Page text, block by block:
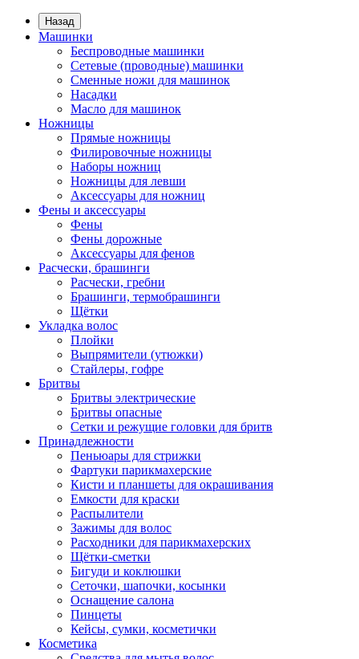
Назад
Машинки
Беспроводные машинки
Сетевые (проводные) машинки
Сменные ножи для машинок
Насадки
Масло для машинок
Ножницы
Прямые ножницы
Филировочные ножницы
Наборы ножниц
Ножницы для левши
Аксессуары для ножниц
Фены и аксессуары
Фены
Фены дорожные
Аксессуары для фенов
Расчески, брашинги
Расчески, гребни
Брашинги, термобрашинги
Щётки
Укладка волос
Плойки
Выпрямители (утюжки)
Стайлеры, гофре
Бритвы
Бритвы электрические
Бритвы опасные
Сетки и режущие головки для бритв
Принадлежности
Пеньюары для стрижки
Фартуки парикмахерские
Кисти и планшеты для окрашивания
Емкости для краски
Распылители
Зажимы для волос
Расходники для парикмахерских
Щётки-сметки
Бигуди и коклюшки
Сеточки, шапочки, косынки
Оснащение салона
Пинцеты
Кейсы, сумки, косметички
Косметика